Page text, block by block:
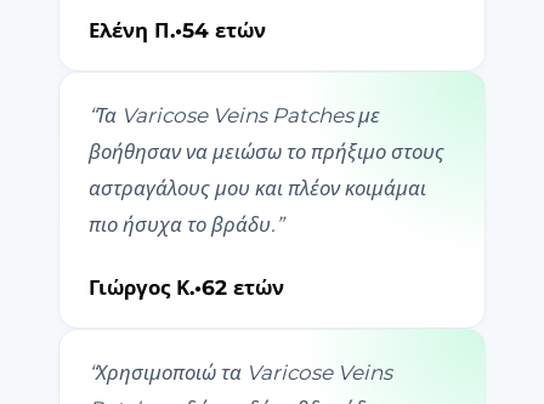
Ελένη Π.•54 ετών
“Τα Varicose Veins Patches με
βοήθησαν να μειώσω το πρήξιμο στους
αστραγάλους μου και πλέον κοιμάμαι
πιο ήσυχα το βράδυ. ”
Γιώργος Κ.•62 ετών
“Χρησιμοποιώ τα Varicose Veins